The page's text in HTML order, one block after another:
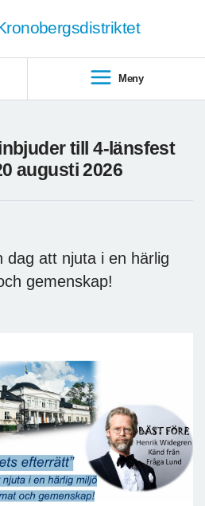
Meny
till 4-länsfest
augusti 2026
dag att njuta i en härlig
gemenskap!